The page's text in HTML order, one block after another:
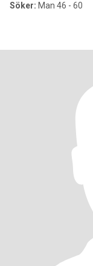
Söker: Man 46 - 60